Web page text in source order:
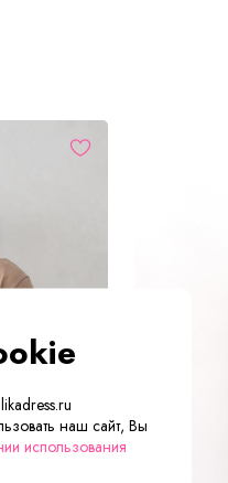
наш сайт, Вы
использования